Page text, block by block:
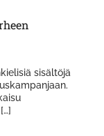
sisältöjä